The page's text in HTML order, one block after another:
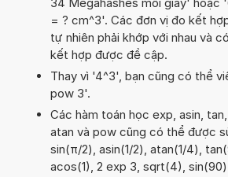
= ? cm^3'. Các đơn vị đo kết
tự nhiên phải khớp với nhau và
kết hợp được đề cập.
Thay vì '4^3', bạn cũng có thể
pow 3'.
Các hàm toán học exp, asin,
atan và pow cũng có thể được
sin(π/2), asin(1/2), atan(1/4),
acos(1), 2 exp 3, sqrt(4),